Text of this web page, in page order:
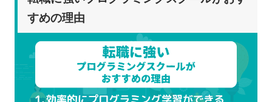
JavaScript
Java
Python
Ruby
千葉にある転職を有利にするプログラミングスクー
ルの選び方
すめの理由